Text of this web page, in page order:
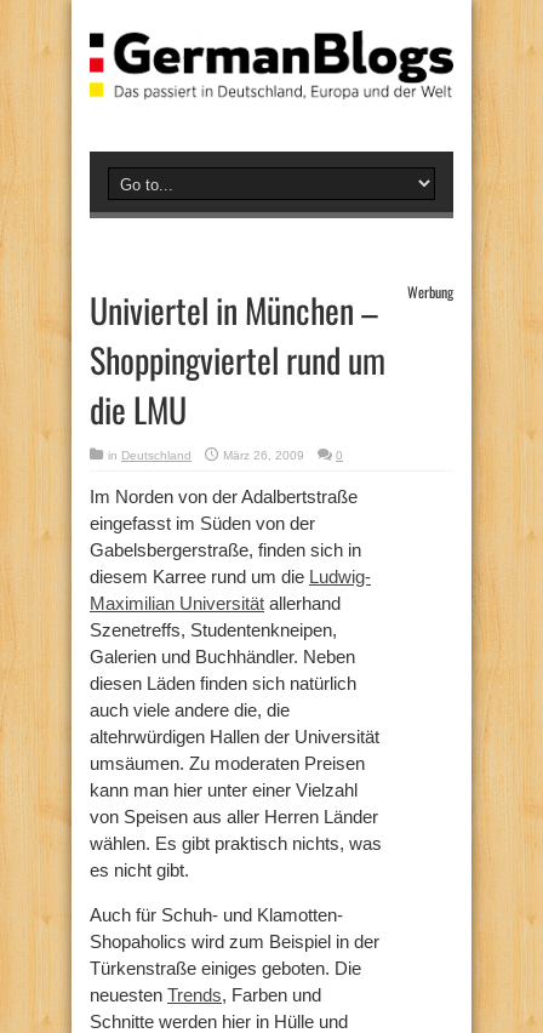
Univiertel in München –
Shoppingviertel rund um
die LMU
Werbung
in Deutschland März 26, 2009 0
Im Norden von der Adalbertstraße
eingefasst im Süden von der
Gabelsbergerstraße, finden sich in
diesem Karree rund um die Ludwig-
Maximilian Universität allerhand
Szenetreffs, Studentenkneipen,
Galerien und Buchhändler. Neben
diesen Läden finden sich natürlich
auch viele andere die, die
altehrwürdigen Hallen der Universität
umsäumen. Zu moderaten Preisen
kann man hier unter einer Vielzahl
von Speisen aus aller Herren Länder
wählen. Es gibt praktisch nichts, was
es nicht gibt.
Auch für Schuh- und Klamotten-
Shopaholics wird zum Beispiel in der
Türkenstraße einiges geboten. Die
neuesten Trends, Farben und
Schnitte werden hier in Hülle und